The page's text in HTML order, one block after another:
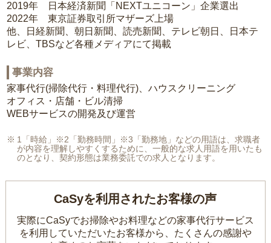
2019年 日本経済新聞「NEXTユニコーン」企業選出
2022年 東京証券取引所マザーズ上場
他、日経新聞、朝日新聞、読売新聞、テレビ朝日、日本テ
レビ、TBSなど各種メディアにて掲載
事業内容
家事代行(掃除代行・料理代行)、ハウスクリーニング
オフィス・店舗・ビル清掃
WEBサービスの開発及び運営
1「時給」※2「勤務時間」※3「勤務地」などの用語は、求職者
が内容を理解しやすくするために、一般的な求人用語を用いたも
のとなり、契約形態は業務委託での求人となります。
CaSyを利用されたお客様の声
実際にCaSyでお掃除やお料理などの家事代行サービス
を利用していただいたお客様から、 たくさんの感謝や